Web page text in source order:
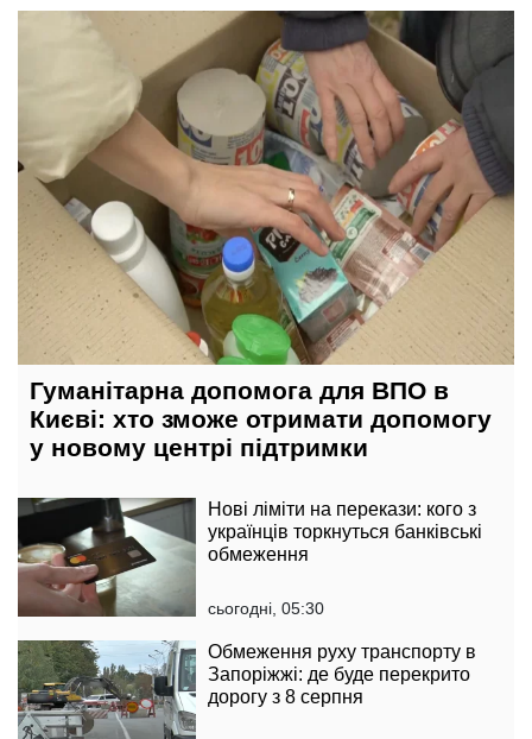
сьогодні, 06:30
Гуманітарна допомога для ВПО в
Києві: хто зможе отримати допомогу
у новому центрі підтримки
Нові ліміти на перекази: кого з
українців торкнуться банківські
обмеження
сьогодні, 05:30
Обмеження руху транспорту в
Запоріжжі: де буде перекрито
дорогу з 8 серпня